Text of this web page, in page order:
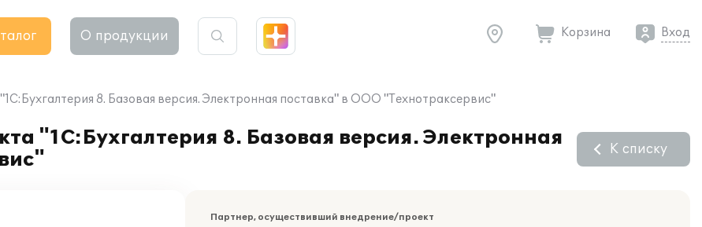
О продукции Корзина Вход
8. Базовая версия. Электронная поставка" в ООО "Технотраксервис"
"1С:Бухгалтерия 8. Базовая версия. Электронная
К списку
Партнер, осуществивший внедрение/проект